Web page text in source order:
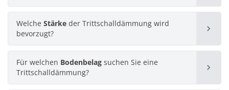
Kork
Welche Stärke der Trittschalldämmung wird
bevorzugt?
1,2 mm
Für welchen Bodenbelag suchen Sie eine
Trittschalldämmung?